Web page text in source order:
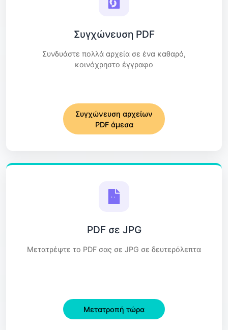
Συγχώνευση PDF
Συνδυάστε πολλά αρχεία σε ένα καθαρό,
κοινόχρηστο έγγραφο
Συγχώνευση αρχείων
PDF άμεσα
PDF σε JPG
Μετατρέψτε το PDF σας σε JPG σε δευτερόλεπτα
Μετατροπή τώρα